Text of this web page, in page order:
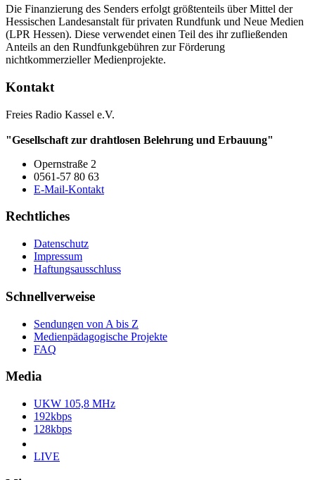
Die Finanzierung des Senders erfolgt größtenteils über Mittel der
Hessischen Landesanstalt für privaten Rundfunk und Neue Medien
(LPR Hessen). Diese verwendet einen Teil des ihr zufließenden
Anteils an den Rundfunkgebühren zur Förderung
nichtkommerzieller Medienprojekte.
Kontakt
Freies Radio Kassel e.V.
"Gesellschaft zur drahtlosen Belehrung und Erbauung"
Opernstraße 2
0561-57 80 63
E-Mail-Kontakt
Rechtliches
Datenschutz
Impressum
Haftungsausschluss
Schnellverweise
Sendungen von A bis Z
Medienpädagogische Projekte
FAQ
Media
UKW 105,8 MHz
192kbps
128kbps
LIVE